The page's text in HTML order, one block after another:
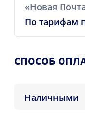
«Новая
По тарифам
CПОСОБ
Наличными